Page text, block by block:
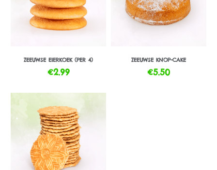
ZEEUWSE EIERKOEK (PER 4)
€2.99
ZEEUWSE KNOP-CAKE
€5.50